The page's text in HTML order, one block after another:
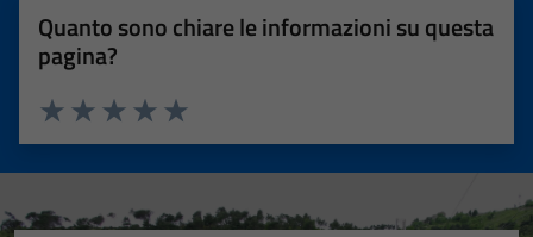
Quanto sono chiare le informazioni su questa
pagina?
Valuta 5 stelle su 5
Valuta 4 stelle su 5
Valuta 3 stelle su 5
Valuta 2 stelle su 5
Valuta 1 stelle su 5